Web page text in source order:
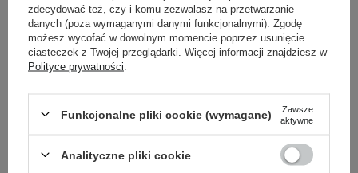
Inni klienci sprawdzali również
zdecydować też, czy i komu zezwalasz na przetwarzanie
danych (poza wymaganymi danymi funkcjonalnymi). Zgodę
możesz wycofać w dowolnym momencie poprzez usunięcie
ciasteczek z Twojej przeglądarki. Więcej informacji znajdziesz w
Polityce prywatności
Funkcjonalne pliki cookie (wymagane)
Zawsze
aktywne
Analityczne pliki cookie